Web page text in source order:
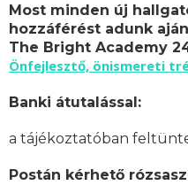
Most minden új
hozzáférést adunk
The Bright Academy
Önfejlesztő, önismereti
Banki átutalással:
a tájékoztatóban
Postán kérhető